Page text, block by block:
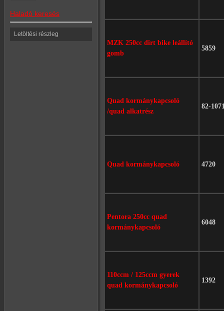
Haladó keresés
Letöltési részleg
MZK 250cc dirt bike leállító
gomb
5859
Quad kormánykapcsoló
/quad alkatrész
82-
Quad kormánykapcsoló 4720
Pentora 250cc quad
kormánykapcsoló
6048
110ccm / 125ccm gyerek
quad kormánykapcsoló
1392